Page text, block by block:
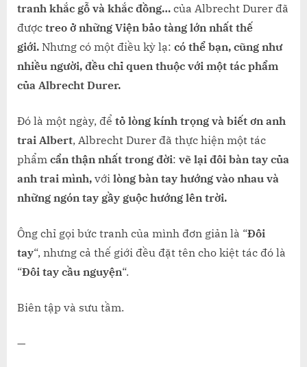
tranh khắc gỗ và khắc đồng… của Albrecht Durer đã
được treo ở những Viện bảo tàng lớn nhất thế
giới. Nhưng có một điều kỳ lạ: có thể bạn, cũng như
nhiều người, đều chỉ quen thuộc với một tác phẩm
của Albrecht Durer.
Đó là một ngày, để tỏ lòng kính trọng và biết ơn anh
trai Albert, Albrecht Durer đã thực hiện một tác
phẩm cẩn thận nhất trong đời: vẽ lại đôi bàn tay của
anh trai mình, với lòng bàn tay hướng vào nhau và
những ngón tay gầy guộc hướng lên trời.
Ông chỉ gọi bức tranh của mình đơn giản là “Đôi
tay“, nhưng cả thế giới đều đặt tên cho kiệt tác đó là
“Đôi tay cầu nguyện“.
Biên tập và sưu tầm.
—